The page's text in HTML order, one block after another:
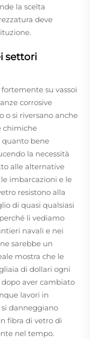
la scelta
deve
settori
su vassoi
corrosive
o si riversano anche
chimiche
quanto bene
la necessità
alle alternative
imbarcazioni e le
resistono alla
di quasi qualsiasi
li vediamo
navali e nei
sarebbe un
mostra che le
di dollari ogni
aver cambiato
lavori in
danneggiano
fibra di vetro di
nel tempo.